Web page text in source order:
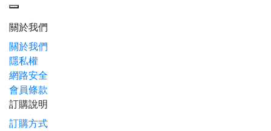
關於我們
關於我們
隱私權
網路安全
會員條款
訂購說明
訂購方式